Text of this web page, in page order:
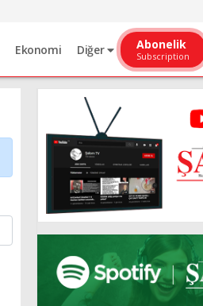
Ekonomi Diğer Abonelik
Subscription